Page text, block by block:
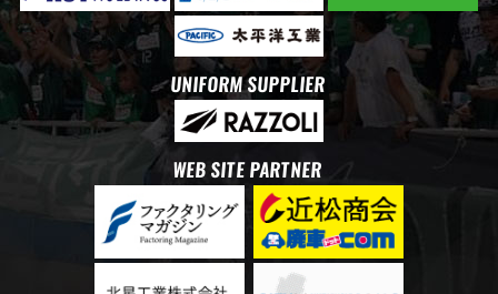
UNIFORM SUPPLIER
WEB SITE PARTNER